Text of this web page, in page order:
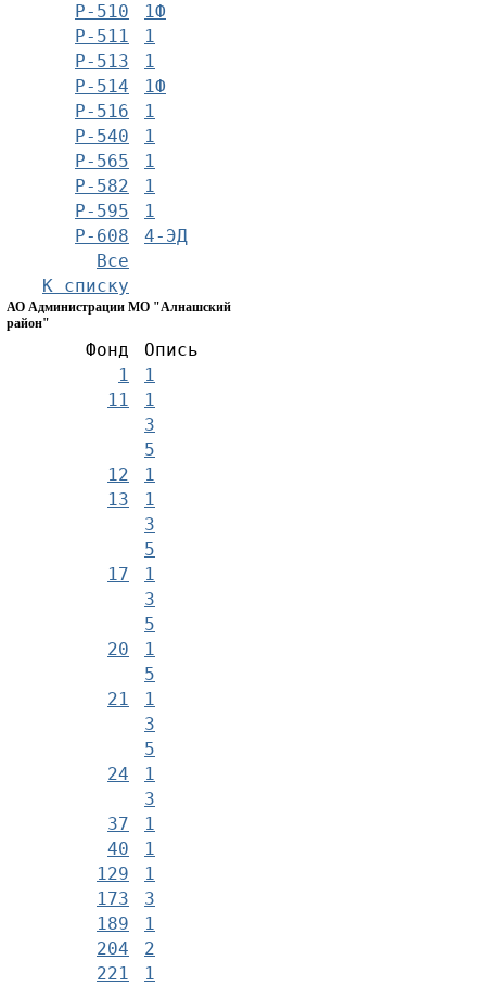
Р-510
1Ф
Р-511
1
Р-513
1
Р-514
1Ф
Р-516
1
Р-540
1
Р-565
1
Р-582
1
Р-595
1
Р-608
4-ЭД
Все
К списку
АО Администрации МО "Алнашский
район"
Фонд
Опись
1
1
11
1
3
5
12
1
13
1
3
5
17
1
3
5
20
1
5
21
1
3
5
24
1
3
37
1
40
129
1
173
1
189
3
204
1
2
221
1